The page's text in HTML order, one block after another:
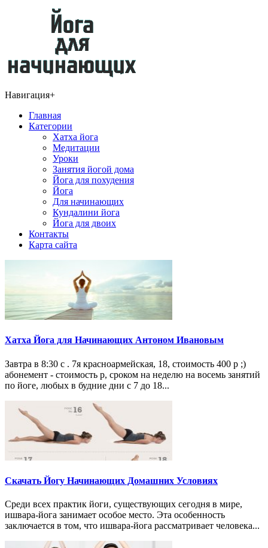
Навигация+
Главная
Категории
Хатха йога
Медитации
Уроки
Занятия йогой дома
Йога для похудения
Йога
Для начинающих
Кундалини йога
Йога для двоих
Контакты
Карта сайта
Хатха Йога для Начинающих Антоном Ивановым
Завтра в 8:30 с . 7я красноармейская, 18, стоимость 400 р ;)
абонемент - стоимость р, сроком на неделю на восемь занятий
по йоге, любых в будние дни с 7 до 18...
Скачать Йогу Начинающих Домашних Условиях
Среди всех практик йоги, существующих сегодня в мире,
ишвара-йога занимает особое место. Эта особенность
заключается в том, что ишвара-йога рассматривает человека...